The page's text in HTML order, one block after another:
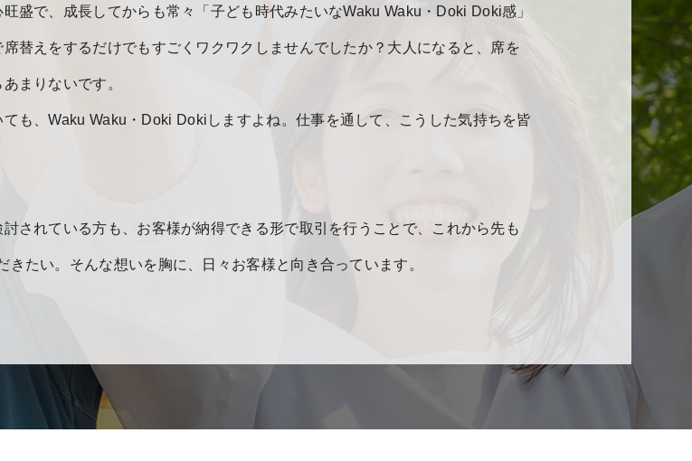
盛で、成長してからも常々「子ども時代みたいなWaku Waku・Doki Doki感」
替えをするだけでもすごくワクワクしませんでしたか？大人になると、席を
まりないです。
も、Waku Waku・Doki Dokiしますよね。仕事を通して、こうした気持ちを皆
されている方も、お客様が納得できる形で取引を行うことで、これから先も
たい。そんな想いを胸に、日々お客様と向き合っています。